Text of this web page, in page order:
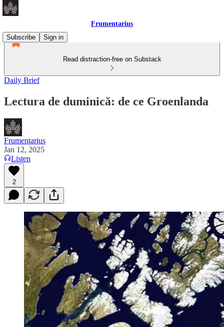
Frumentarius
Subscribe
Sign in
Read distraction-free on Substack
Daily Brief
Lectura de duminică: de ce Groenlanda
Frumentarius
Jan 12, 2025
Listen
2